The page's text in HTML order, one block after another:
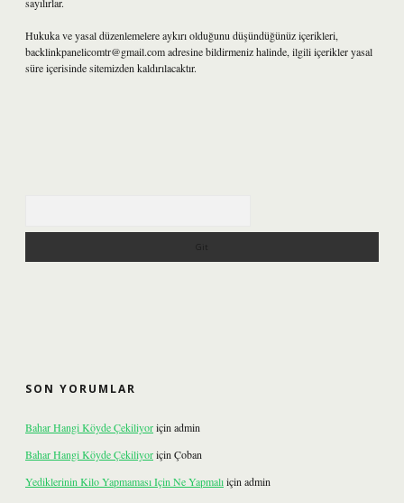
Hukuka ve yasal düzenlemelere aykırı olduğunu düşündüğünüz içerikleri,
backlinkpanelicomtr@gmail.comadresine bildirmeniz halinde, ilgili içerikler yasal
süre içerisinde sitemizden kaldırılacaktır.
SON YORUMLAR
Bahar Hangi Köyde Çekiliyoriçin admin
Bahar Hangi Köyde Çekiliyoriçin Çoban
Yediklerinin Kilo Yapmaması Için Ne Yapmalıiçin admin